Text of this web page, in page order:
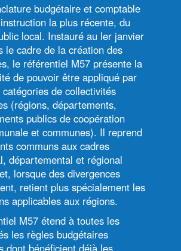
budgétaire et comptable
la plus récente, du
local. Instauré au ler janvier
le cadre de la création des
le référentiel M57 présente la
de pouvoir être appliqué par
de collectivités
(régions, départements,
publics de coopération
et communes). Il reprend
communs aux cadres
départemental et régional
lorsque des divergences
retient plus spécialement les
applicables aux régions.
M57 étend à toutes les
les règles budgétaires
dont bénéficient déjà les